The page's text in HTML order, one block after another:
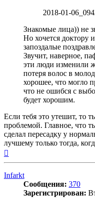
2018-01-
Знакомые лица)) не
Но хочется доктору
запоздалые
Звучит, наверное,
эти люди изменили
потеря волос в
хорошее, что могло
что не ошибся с
будет хорошим.
Если тебя это утешит, то
проблемой. Главное, что
сделал пересадку у
лучшему только тогда,
Infarkt
Сообщения: 370
Зарегистрирован: